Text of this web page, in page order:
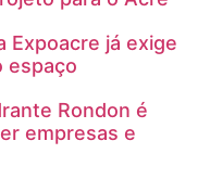
Expoacre já exige
espaço
Rondon é
empresas e